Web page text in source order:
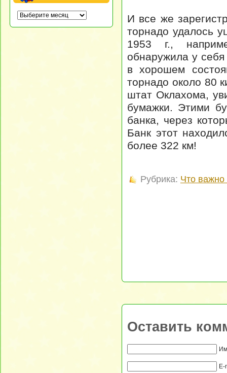
И все же
торнадо удалось
1953 г.,
обнаружила у
в хорошем
торнадо около 80
штат Оклахома,
бумажки. Этими
банка, через
Банк этот
более 322 км!
Рубрика: Что важно
Оставить
E-